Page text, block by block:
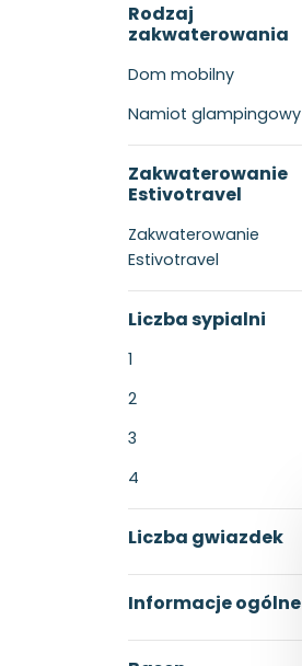
Rodzaj
zakwaterowania
Dom mobilny
Namiot glampingowy
Zakwaterowanie
Estivotravel
Zakwaterowanie
Estivotravel
Liczba sypialni
1
2
3
4
Liczba gwiazdek
Informacje ogólne